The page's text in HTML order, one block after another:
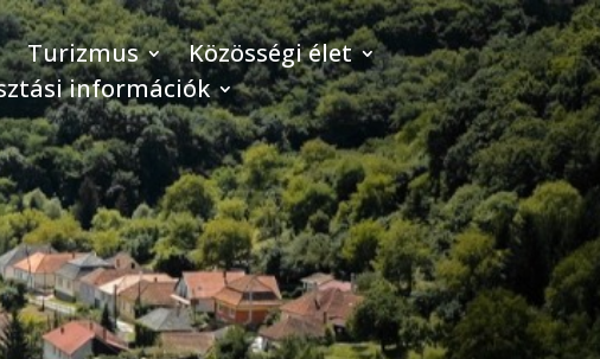
Turizmus
Közösségi élet
információk